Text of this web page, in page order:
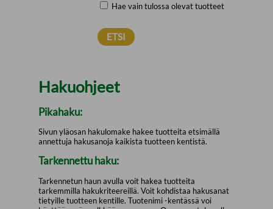
Hae vain tulossa olevat tuotteet
Hakuohjeet
Pikahaku:
Sivun yläosan hakulomake hakee tuotteita etsimällä
annettuja hakusanoja kaikista tuotteen kentistä.
Tarkennettu haku:
Tarkennetun haun avulla voit hakea tuotteita
tarkemmilla hakukriteereillä. Voit kohdistaa hakusanat
tietyille tuotteen kentille. Tuotenimi -kentässä voi